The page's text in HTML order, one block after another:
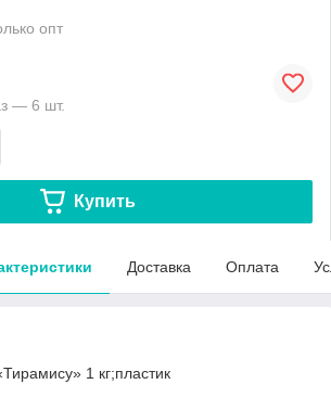
опт
— 6 шт.
Купить
Доставка Оплата
1 кг;пластик